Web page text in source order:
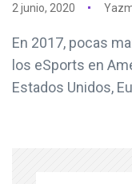
2 junio, 2020
En 2017, pocas
los eSports en
Estados Unidos,